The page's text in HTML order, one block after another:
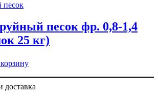
песок фр. 0,8-1,4
25 кг)